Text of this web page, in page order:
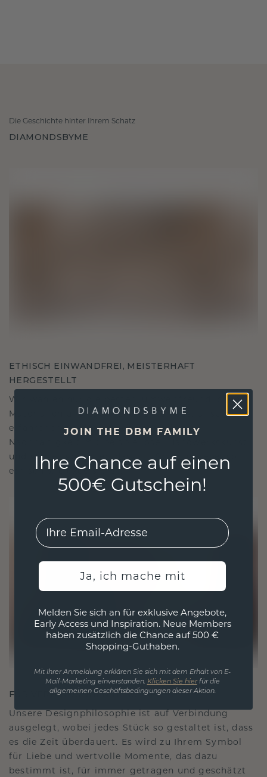
Die Geschichte hinter Ihrem Schatz
DIAMONDSBYME
ETHISCH EINWANDFREI, MEISTERHAFT
HERGESTELLT
Wir wählen nur die besten, umweltfreundlichen
Materialien und Labor Diamanten aus. Unsere
erfahrenen Goldschmiede verbinden
Nachhaltigkeit mit beispielloser Handwerkskunst
und stellen so sicher, dass Ihr Schmuck ebenso
ethisch wie exquisit ist.
FÜR VERBINDUNGEN GESCHAFFEN
Unsere Designphilosophie ist auf Verbindung
ausgelegt, wobei jedes Stück so gestaltet ist, dass
es die Zeit überdauert. Es wird zu Ihrem Symbol
für Liebe und wertvolle Momente, das dazu
bestimmt ist, für immer getragen und geschätzt
JOIN THE DBM FAMILY
Ihre Chance auf einen
500€ Gutschein!
EMail
Ja, ich mache mit
Melden Sie sich an für exklusive Angebote,
Early Access und Inspiration. Neue Members
haben zusätzlich die Chance auf 500 €
Shopping-Guthaben.
Mit Ihrer Anmeldung erklären Sie sich mit dem Erhalt von E-
Mail-Marketing einverstanden. Klicken Sie hierfür die
allgemeinen Geschäftsbedingungen dieser Aktion.